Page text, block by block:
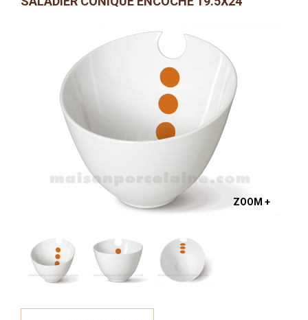
ZOOM +